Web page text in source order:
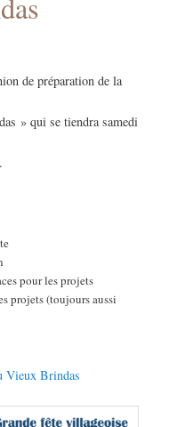
de préparation de la
» qui se tiendra samedi
pour les projets
projets (toujours aussi
Vieux Brindas